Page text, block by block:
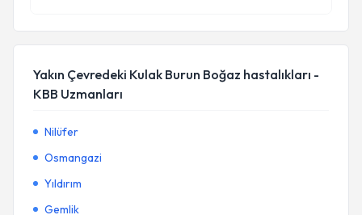
Yakın Çevredeki Kulak Burun Boğaz hastalıkları -
KBB Uzmanları
Nilüfer
Osmangazi
Yıldırım
Gemlik